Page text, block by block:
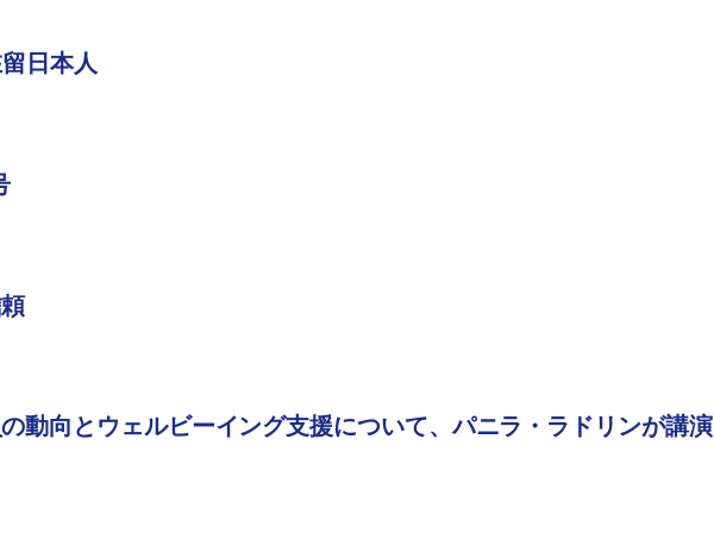
日本人
動向とウェルビーイング支援について、パニラ・ラドリンが講演